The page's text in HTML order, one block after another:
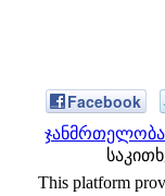
Facebook
ჯანმრთელობა
This platform